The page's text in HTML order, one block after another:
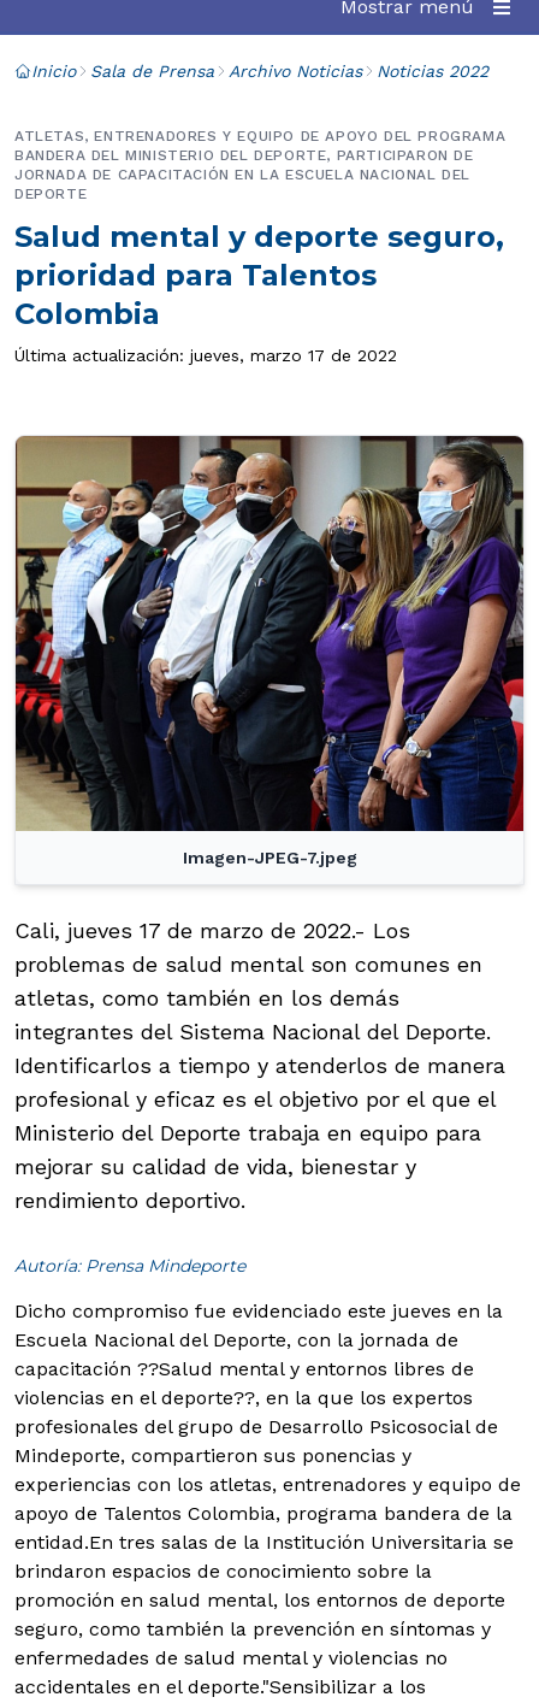
Mostrar menú
Inicio Sala de Prensa Archivo Noticias Noticias 2022
Salud mental y deporte seguro,
prioridad para Talentos
Colombia
ATLETAS, ENTRENADORES Y EQUIPO DE APOYO DEL PROGRAMA
BANDERA DEL MINISTERIO DEL DEPORTE, PARTICIPARON DE
JORNADA DE CAPACITACIÓN EN LA ESCUELA NACIONAL DEL
DEPORTE
Última actualización: jueves, marzo 17 de 2022
Imagen-JPEG-7.jpeg
Cali, jueves 17 de marzo de 2022.- Los
problemas de salud mental son comunes en
atletas, como también en los demás
integrantes del Sistema Nacional del Deporte.
Identificarlos a tiempo y atenderlos de manera
profesional y eficaz es el objetivo por el que el
Ministerio del Deporte trabaja en equipo para
mejorar su calidad de vida, bienestar y
rendimiento deportivo.
Autoría: Prensa Mindeporte
Dicho compromiso fue evidenciado este jueves en la
Escuela Nacional del Deporte, con la jornada de
capacitación ??Salud mental y entornos libres de
violencias en el deporte??, en la que los expertos
profesionales del grupo de Desarrollo Psicosocial de
Mindeporte, compartieron sus ponencias y
experiencias con los atletas, entrenadores y equipo de
apoyo de Talentos Colombia, programa bandera de la
entidad.En tres salas de la Institución Universitaria se
brindaron espacios de conocimiento sobre la
promoción en salud mental, los entornos de deporte
seguro, como también la prevención en síntomas y
enfermedades de salud mental y violencias no
accidentales en el deporte."Sensibilizar a los